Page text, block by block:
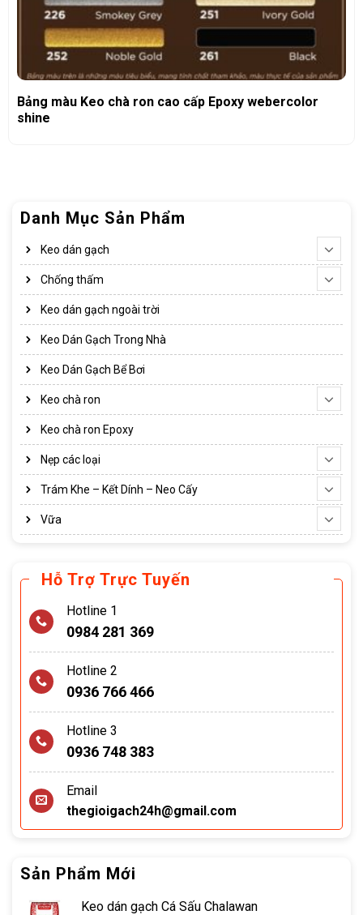
Danh Mục Sản Phẩm
Keo dán gạch
Chống thấm
Keo dán gạch ngoài trời
Keo Dán Gạch Trong Nhà
Keo Dán Gạch Bể Bơi
Keo chà ron
Keo chà ron Epoxy
Nẹp các loại
Trám Khe – Kết Dính – Neo Cấy
Vữa
Hỗ Trợ Trực Tuyến
Hotline 1
0984 281 369
Hotline 2
0936 766 466
Hotline 3
0936 748 383
Email
thegioigach24h@gmail.com
Sản Phẩm Mới
Keo dán gạch Cá Sấu Chalawan
Bảng màu Keo chà ron cao cấp Epoxy webercolor
shine